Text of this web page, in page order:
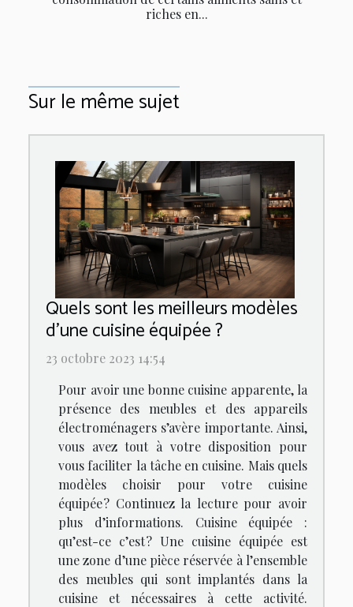
riches en...
Sur le même sujet
Quels sont les meilleurs modèles
d’une cuisine équipée ?
23 octobre 2023 14:54
Pour avoir une bonne cuisine apparente, la
présence des meubles et des appareils
électroménagers s’avère importante. Ainsi,
vous avez tout à votre disposition pour
vous faciliter la tâche en cuisine. Mais quels
modèles choisir pour votre cuisine
équipée ? Continuez la lecture pour avoir
plus d’informations. Cuisine équipée :
qu’est-ce c’est ? Une cuisine équipée est
une zone d’une pièce réservée à l’ensemble
des meubles qui sont implantés dans la
cuisine et nécessaires à cette activité.